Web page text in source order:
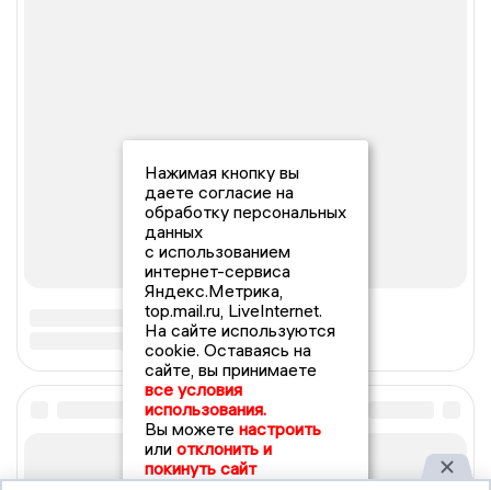
Нажимая кнопку вы
даете согласие на
обработку персональных
данных
с использованием
интернет-сервиса
Яндекс.Метрика,
top.mail.ru, LiveInternet.
На сайте используются
cookie. Оставаясь на
сайте, вы принимаете
все условия
использования.
Вы можете настроить
или отклонить и
покинуть сайт